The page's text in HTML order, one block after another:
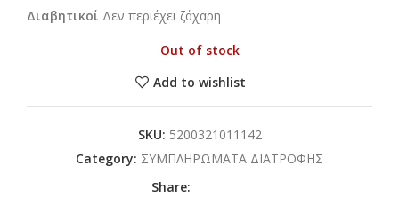
Διαβητικοί Δεν περιέχει ζάχαρη
Out of stock
Add to wishlist
SKU: 5200321011142
Category: ΣΥΜΠΛΗΡΩΜΑΤΑ ΔΙΑΤΡΟΦΗΣ
Share: